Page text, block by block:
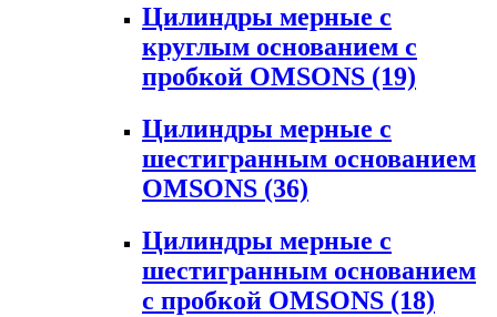
Цилиндры мерные с
круглым основанием с
пробкой OMSONS (19)
Цилиндры мерные с
шестигранным основанием
OMSONS (36)
Цилиндры мерные с
шестигранным основанием
с пробкой OMSONS (18)